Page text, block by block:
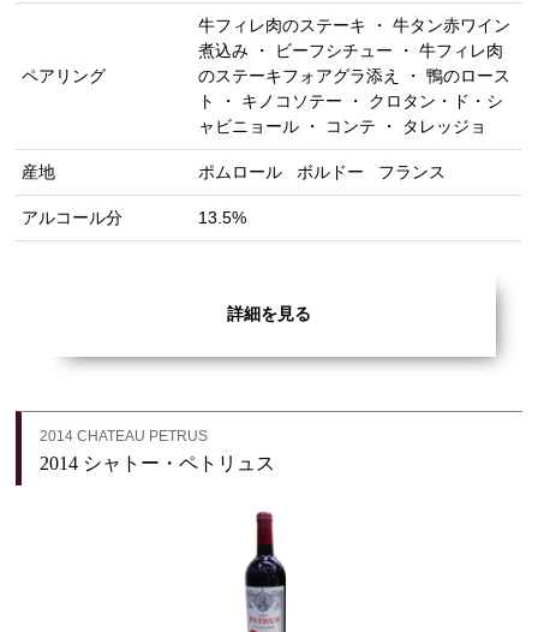
ペアリング
牛フィレ肉のステーキ ・ 牛タン赤ワイン
煮込み ・ ビーフシチュー ・ 牛フィレ肉
のステーキフォアグラ添え ・ 鴨のロース
ト ・ キノコソテー ・ クロタン・ド・シ
ャビニョール ・ コンテ ・ タレッジョ
産地 ポムロール ボルドー フランス
アルコール分 13.5%
詳細を見る
2014 CHATEAU PETRUS
2014 シャトー・ペトリュス